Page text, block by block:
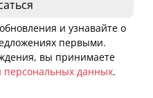
и узнавайте о
первыми.
вы принимаете
персональных данных.